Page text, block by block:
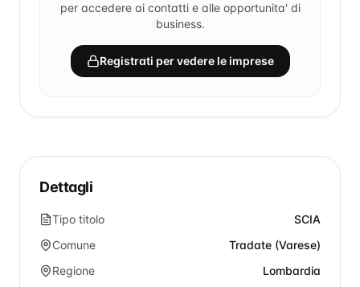
per accedere ai contatti e alle opportunita' di
business.
Registrati per vedere le imprese
Dettagli
Tipo titolo
SCIA
Comune
Tradate (Varese)
Regione
Lombardia